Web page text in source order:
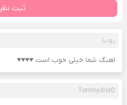
ثبت نظر
رونیا
اهنگ شما خیلی خوب است ♥️♥️♥️♥️
TommydrorD